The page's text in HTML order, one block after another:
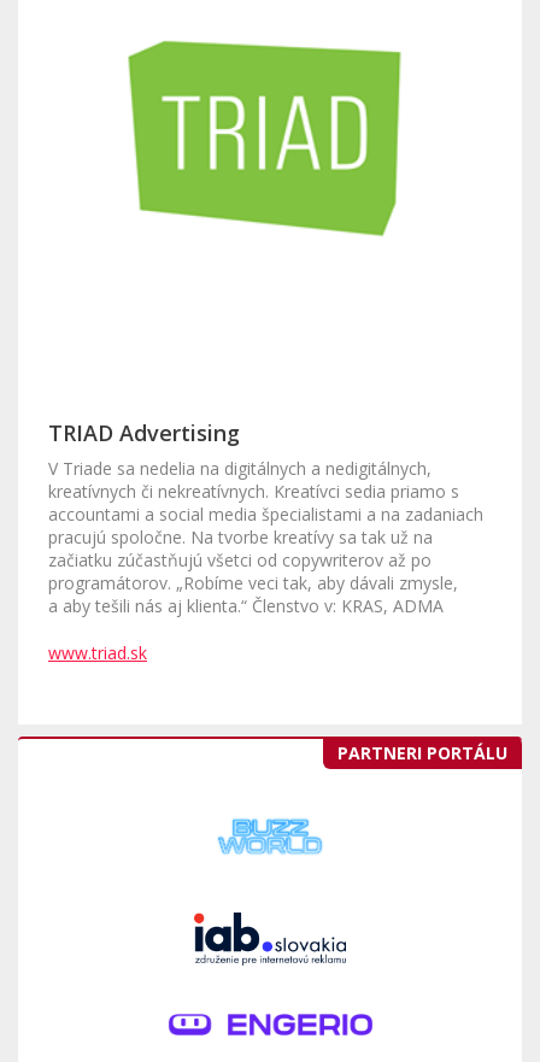
TRIAD Advertising
V Triade sa nedelia na digitálnych a nedigitálnych,
kreatívnych či nekreatívnych. Kreatívci sedia priamo s
accountami a social media špecialistami a na zadaniach
pracujú spoločne. Na tvorbe kreatívy sa tak už na
začiatku zúčastňujú všetci od copywriterov až po
programátorov. „Robíme veci tak, aby dávali zmysle,
a aby tešili nás aj klienta.“ Členstvo v: KRAS, ADMA
www.triad.sk
PARTNERI PORTÁLU